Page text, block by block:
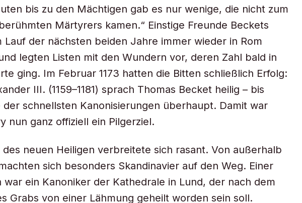
bis zu den Mächtigen gab es nur wenige, die nicht zum
Märtyrers kamen.“ Einstige Freunde Beckets
Lauf der nächsten beiden Jahre immer wieder in Rom
legten Listen mit den Wundern vor, deren Zahl bald in
ging. Im Februar 1173 hatten die Bitten schließlich Erfolg:
III. (1159–1181) sprach Thomas Becket heilig – bis
der schnellsten Kanonisierungen überhaupt. Damit war
nun ganz offiziell ein Pilgerziel.
des neuen Heiligen verbreitete sich rasant. Von außerhalb
sich besonders Skandinavier auf den Weg. Einer
war ein Kanoniker der Kathedrale in Lund, der nach dem
Grabs von einer Lähmung geheilt worden sein soll.